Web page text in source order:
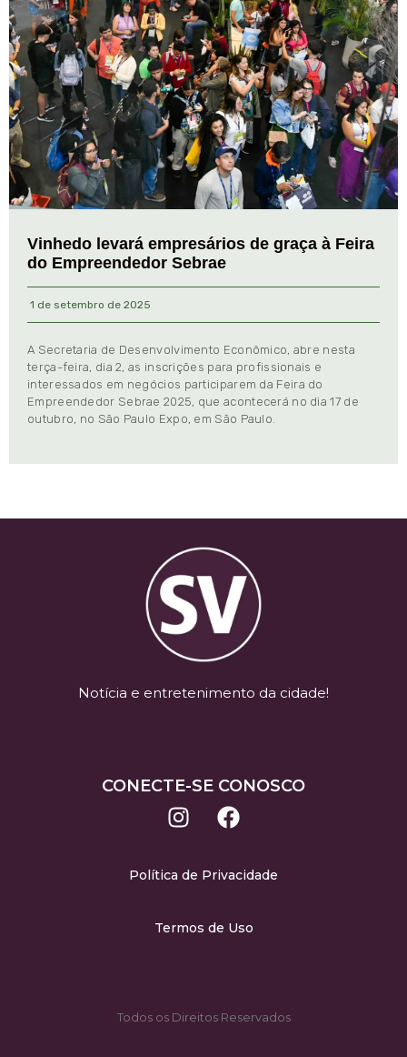
Vinhedo levará empresários de graça à Feira
do Empreendedor Sebrae
1 de setembro de 2025
A Secretaria de Desenvolvimento Econômico, abre nesta
terça-feira, dia 2, as inscrições para profissionais e
interessados em negócios participarem da Feira do
Empreendedor Sebrae 2025, que acontecerá no dia 17 de
outubro, no São Paulo Expo, em São Paulo.
Notícia e entretenimento da cidade!
CONECTE-SE CONOSCO
Política de Privacidade
Termos de Uso
Todos os Direitos Reservados